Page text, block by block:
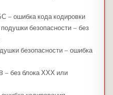
– ошибка кода кодировки
безопасности – без
безопасности – ошибка
– без блока ХХХ или